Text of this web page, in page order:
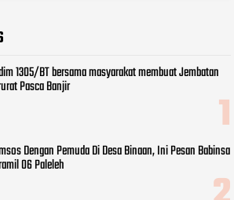
1305/BT bersama masyarakat membuat Jembatan
Pasca Banjir
Dengan Pemuda Di Desa Binaan, Ini Pesan Babinsa
06 Paleleh